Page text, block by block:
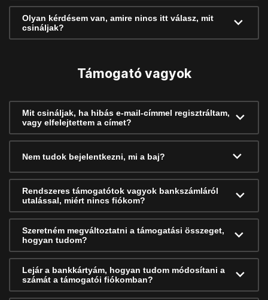
Olyan kérdésem van, amire nincs itt válasz, mit
csináljak?
Támogató vagyok
Mit csináljak, ha hibás e-mail-címmel regisztráltam,
vagy elfelejtettem a címet?
Nem tudok bejelentkezni, mi a baj?
Rendszeres támogatótok vagyok bankszámláról
utalással, miért nincs fiókom?
Szeretném megváltoztatni a támogatási összeget,
hogyan tudom?
Lejár a bankkártyám, hogyan tudom módosítani a
számát a támogatói fiókomban?